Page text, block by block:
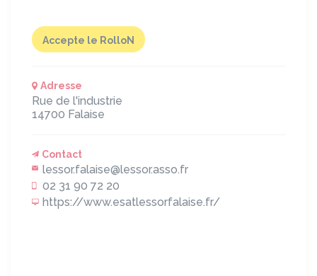
Accepte le RolloN
Adresse
Rue de l'industrie
14700 Falaise
Contact
lessor.falaise@lessor.asso.fr
02 31 90 72 20
https://www.esatlessorfalaise.fr/